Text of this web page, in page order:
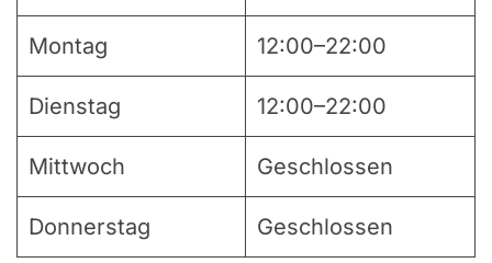
Montag 12:00–22:00
Dienstag 12:00–22:00
Mittwoch Geschlossen
Donnerstag Geschlossen